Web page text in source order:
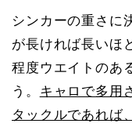
シンカーの重さに
が長ければ長いほ
程度ウエイトのあ
う。 キャロで多用
タックルであれば